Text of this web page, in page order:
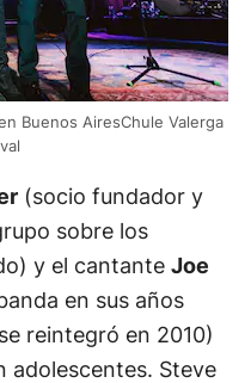
Buenos AiresChule Valerga
(socio fundador y
sobre los
y el cantante Joe
en sus años
reintegró en 2010)
adolescentes. Steve